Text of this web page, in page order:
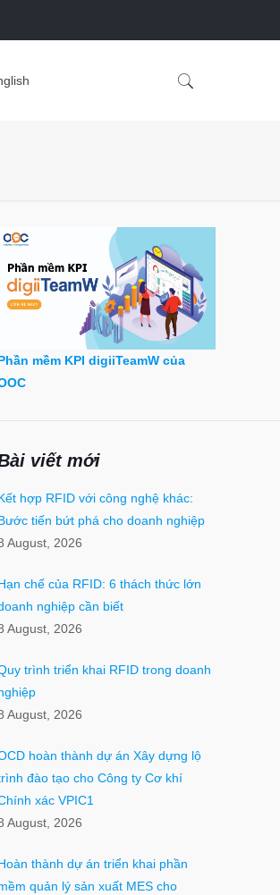
mềm KPI digiiTeamW của
viết mới
hợp RFID với công nghệ khác:
tiến bứt phá cho doanh nghiệp
August, 2026
chế của RFID: 6 thách thức lớn
nghiệp cần biết
August, 2026
trình triển khai RFID trong doanh
August, 2026
hoàn thành dự án Xây dựng lộ
đào tạo cho Công ty Cơ khí
xác VPIC1
August, 2026
thành dự án triển khai phần
quản lý sản xuất MES cho